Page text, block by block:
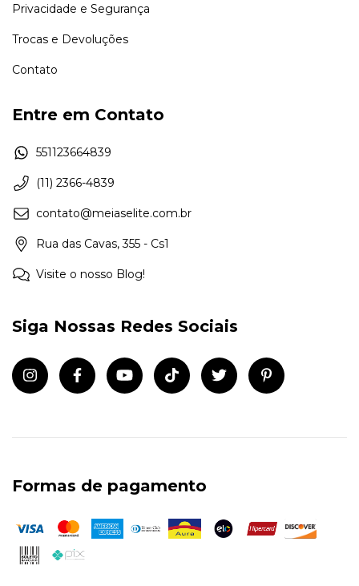
Privacidade e Segurança
Trocas e Devoluções
Contato
Entre em Contato
551123664839
(11) 2366-4839
contato@meiaselite.com.br
Rua das Cavas, 355 - Cs1
Visite o nosso Blog!
Siga Nossas Redes Sociais
Formas de pagamento